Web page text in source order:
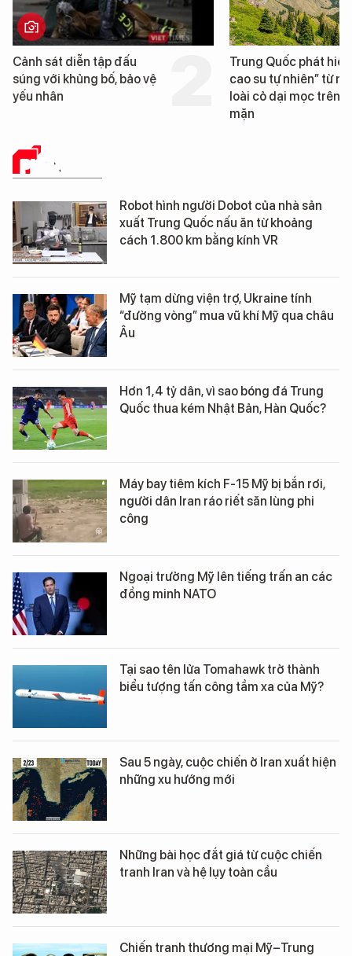
Cảnh sát diễn tập đấu
súng với khủng bố, bảo vệ
yếu nhân
Trung Quốc phát hiện
cao su tự nhiên” từ
loài cỏ dại mọc trên
mặn
PHÂN TÍCH
Robot hình người Dobot của nhà sản
xuất Trung Quốc nấu ăn từ khoảng
cách 1.800 km bằng kính VR
Mỹ tạm dừng viện trợ, Ukraine tính
“đường vòng” mua vũ khí Mỹ qua châu
Âu
Hơn 1,4 tỷ dân, vì sao bóng đá Trung
Quốc thua kém Nhật Bản, Hàn Quốc?
Máy bay tiêm kích F-15 Mỹ bị bắn rơi,
người dân Iran ráo riết săn lùng phi
công
Ngoại trưởng Mỹ lên tiếng trấn an các
đồng minh NATO
Tại sao tên lửa Tomahawk trở thành
biểu tượng tấn công tầm xa của Mỹ?
Sau 5 ngày, cuộc chiến ở Iran xuất hiện
những xu hướng mới
Những bài học đắt giá từ cuộc chiến
tranh Iran và hệ lụy toàn cầu
Chiến tranh thương mại Mỹ–Trung